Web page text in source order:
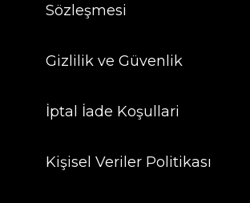
Sözleşmesi
Gizlilik ve Güvenlik
İptal İade Koşullari
Kişisel Veriler Politikası